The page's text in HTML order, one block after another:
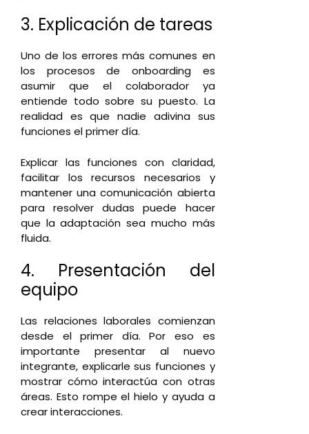
3. Explicación de tareas
Uno de los errores más comunes en
los procesos de onboarding es
asumir que el colaborador ya
entiende todo sobre su puesto. La
realidad es que nadie adivina sus
funciones el primer día.
Explicar las funciones con claridad,
facilitar los recursos necesarios y
mantener una comunicación abierta
para resolver dudas puede hacer
que la adaptación sea mucho más
fluida.
4. Presentación del
equipo
Las relaciones laborales comienzan
desde el primer día. Por eso es
importante presentar al nuevo
integrante, explicarle sus funciones y
mostrar cómo interactúa con otras
áreas. Esto rompe el hielo y ayuda a
crear interacciones.